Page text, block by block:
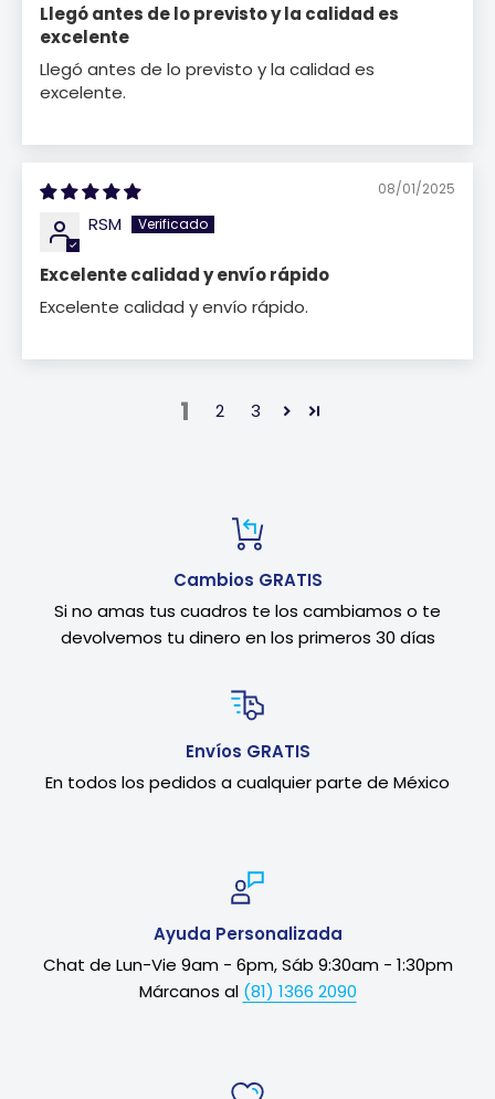
Llegó antes de lo previsto y la calidad es
excelente
Llegó antes de lo previsto y la calidad es
excelente.
08/01/2025
RSM
Excelente calidad y envío rápido
Excelente calidad y envío rápido.
1 2 3
Cambios GRATIS
Si no amas tus cuadros te los cambiamos o te
devolvemos tu dinero en los primeros 30 días
Envíos GRATIS
En todos los pedidos a cualquier parte de México
Ayuda Personalizada
Chat de Lun-Vie 9am - 6pm, Sáb 9:30am - 1:30pm
Márcanos al (81) 1366 2090